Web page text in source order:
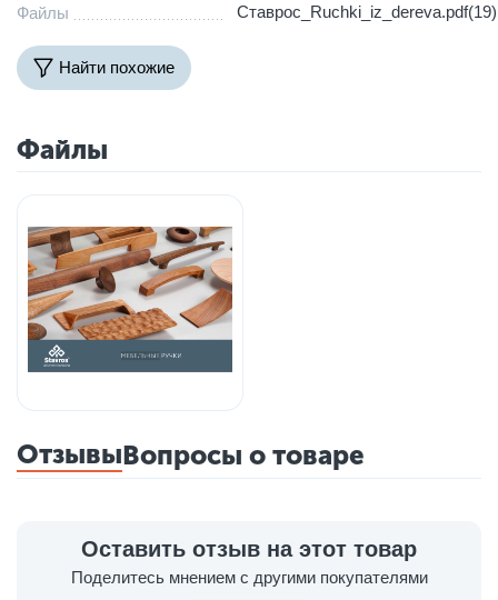
Файлы Ставрос_Ruchki_iz_dereva.pdf(19)
Найти похожие
Файлы
ОтзывыВопросы о товаре
Оставить отзыв на этот товар
Поделитесь мнением с другими покупателями